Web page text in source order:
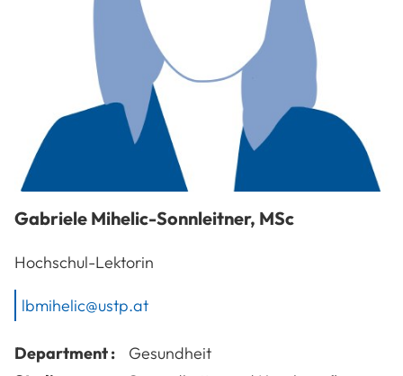
Gabriele Mihelic-Sonnleitner, MSc
Hochschul-Lektorin
lbmihelic@ustp.at
Department :
Gesundheit